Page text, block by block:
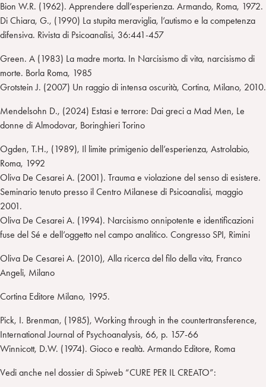
Bion W.R. (1962). Apprendere dall’esperienza. Armando, Roma, 1972.
Di Chiara, G., (1990) La stupita meraviglia, l’autismo e la competenza
difensiva. Rivista di Psicoanalisi, 36:441-457
Green. A (1983) La madre morta. In Narcisismo di vita, narcisismo di
morte. Borla Roma, 1985
Grotstein J. (2007) Un raggio di intensa oscurità, Cortina, Milano, 2010.
Mendelsohn D., (2024) Estasi e terrore: Dai greci a Mad Men, Le
donne di Almodovar, Boringhieri Torino
Ogden, T.H., (1989), Il limite primigenio dell’esperienza, Astrolabio,
Roma, 1992
Oliva De Cesarei A. (2001). Trauma e violazione del senso di esistere.
Seminario tenuto presso il Centro Milanese di Psicoanalisi, maggio
2001.
Oliva De Cesarei A. (1994). Narcisismo onnipotente e identificazioni
fuse del Sé e dell’oggetto nel campo analitico. Congresso SPI, Rimini
Oliva De Cesarei A. (2010), Alla ricerca del filo della vita, Franco
Angeli, Milano
Cortina Editore Milano, 1995.
Pick, I. Brenman, (1985), Working through in the countertransference,
International Journal of Psychoanalysis, 66, p. 157-66
Winnicott, D.W. (1974). Gioco e realtà. Armando Editore, Roma
Vedi anche nel dossier di Spiweb “CURE PER IL CREATO”: